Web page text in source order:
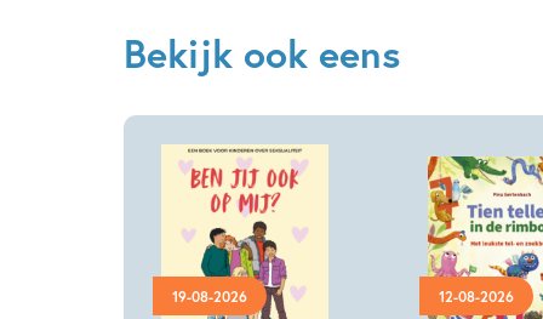
Bekijk ook eens
19-08-2026 12-08-2026